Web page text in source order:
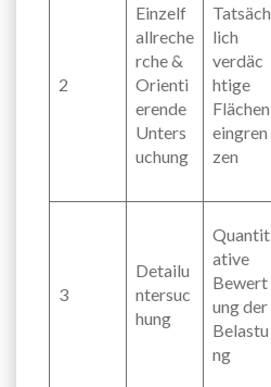
2
Einzelf
allreche
rche &
Orienti
erende
Unters
uchung
Tatsäch
lich
verdäc
htige
Flächen
eingren
zen
3
Detailu
ntersuc
hung
Quantit
ative
Bewert
ung der
Belastu
ng